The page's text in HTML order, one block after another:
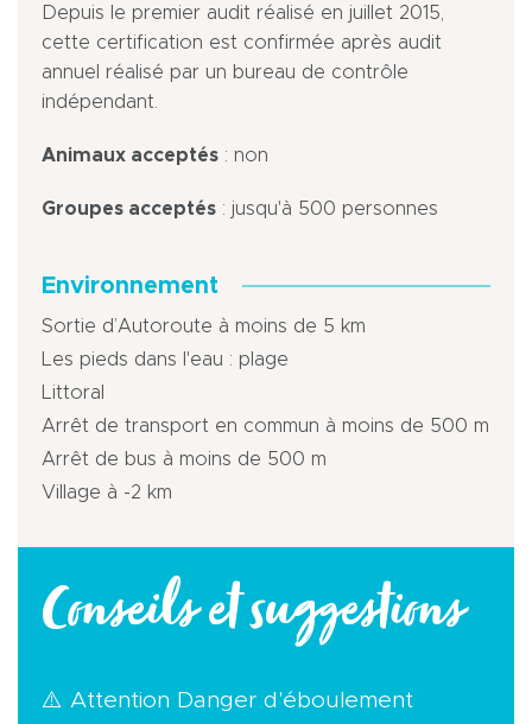
Depuis le premier audit réalisé en juillet 2015,
cette certification est confirmée après audit
annuel réalisé par un bureau de contrôle
indépendant.
Animaux acceptés : non
Groupes acceptés : jusqu'à 500 personnes
Environnement
Sortie d’Autoroute à moins de 5 km
Les pieds dans l'eau : plage
Littoral
Arrêt de transport en commun à moins de 500 m
Arrêt de bus à moins de 500 m
Village à -2 km
Conseils et suggestions
⚠️ Attention Danger d'éboulement